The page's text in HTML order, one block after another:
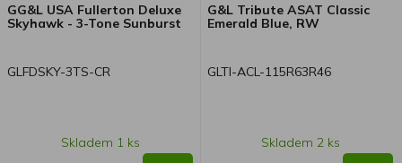
GG&L USA Fullerton Deluxe
Skyhawk - 3-Tone Sunburst
GLFDSKY-3TS-CR
Skladem 1 ks
G&L Tribute ASAT Classic
Emerald Blue, RW
GLTI-ACL-115R63R46
Skladem 2 ks